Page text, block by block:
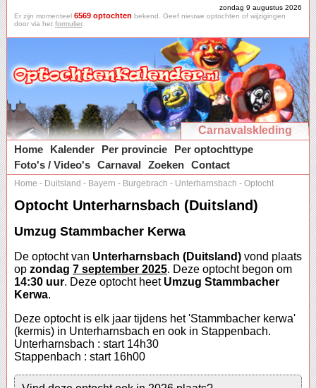
zondag 9 augustus 2026
Er zijn momenteel 6569 optochten bekend. Geef nieuwe optochten of wijzigingen
door via het formulier.
Carnavalskleding
Home
Kalender Per provincie
Per optochttype
Foto's / Video's Carnaval Zoeken Contact
Home - Duitsland - Bayern - Burgebrach - Unterharnsbach - Optocht
Optocht Unterharnsbach (Duitsland)
Umzug Stammbacher Kerwa
De optocht van Unterharnsbach (Duitsland) vond plaats
op zondag 7 september 2025. Deze optocht begon om
14:30 uur. Deze optocht heet Umzug Stammbacher
Kerwa.
Deze optocht is elk jaar tijdens het 'Stammbacher kerwa'
(kermis) in Unterharnsbach en ook in Stappenbach.
Unterharnsbach : start 14h30
Stappenbach : start 16h00